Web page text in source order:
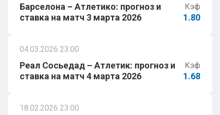
Барселона – Атлетико: прогноз и
ставка на матч 3 марта 2026
Кэф
1.80
04.03.2026 23:00
Реал Сосьедад – Атлетик: прогноз и
ставка на матч 4 марта 2026
Кэф
1.68
18.02.2026 23:00